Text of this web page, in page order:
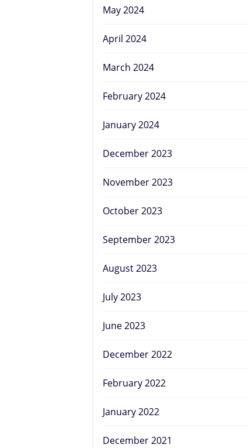
May 2024
April 2024
March 2024
February 2024
January 2024
December 2023
November 2023
October 2023
September 2023
August 2023
July 2023
June 2023
December 2022
February 2022
January 2022
December 2021